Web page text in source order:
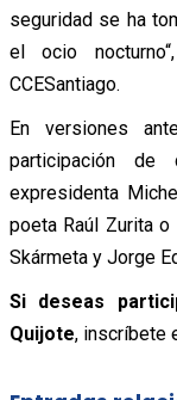
seguridad se ha
el ocio
CCESantiago.
En versiones
participación de
expresidenta
poeta Raúl Zurita
Skármeta y Jorge
Si deseas
Quijote, inscríbete